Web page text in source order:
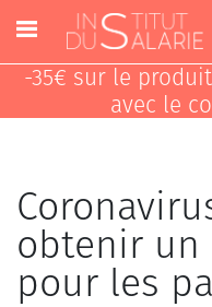
-35€ sur le
avec le
obtenir un
pour les